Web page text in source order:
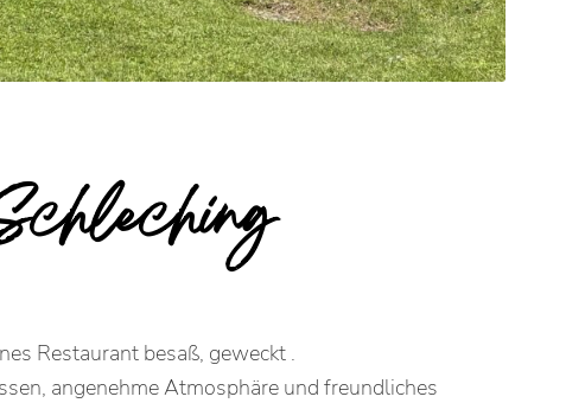
Restaurant besaß, geweckt .
angenehme Atmosphäre und freundliches